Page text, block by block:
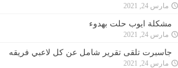
مارس 24, 2021
مشكلة ايوب حلت بهدوء
مارس 24, 2021
جاسبرت تلقى تقرير شامل عن كل لاعبي فريقه
مارس 24, 2021